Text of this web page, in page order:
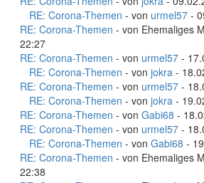
RE: Corona-Themen - von urmel57 -
RE: Corona-Themen - von Ehemaliges
22:27
RE: Corona-Themen - von urmel57 -
RE: Corona-Themen - von jokra -
RE: Corona-Themen - von urmel57 -
RE: Corona-Themen - von jokra -
RE: Corona-Themen - von Gabi68 -
RE: Corona-Themen - von urmel57 -
RE: Corona-Themen - von Gabi68 -
RE: Corona-Themen - von Ehemaliges
22:38